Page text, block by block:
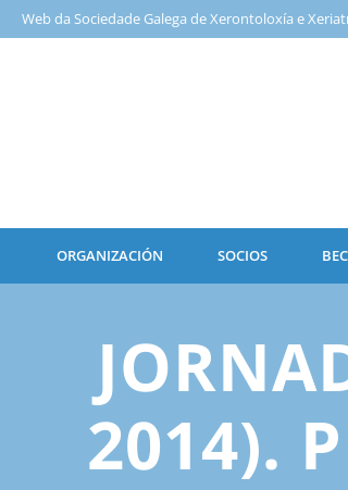
Web da Sociedade Galega de Xerontoloxía e
ORGANIZACIÓN SOCIOS
2014).